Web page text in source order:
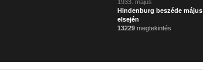
1933. május
Hindenburg beszéde május
elsején
13229megtekintés